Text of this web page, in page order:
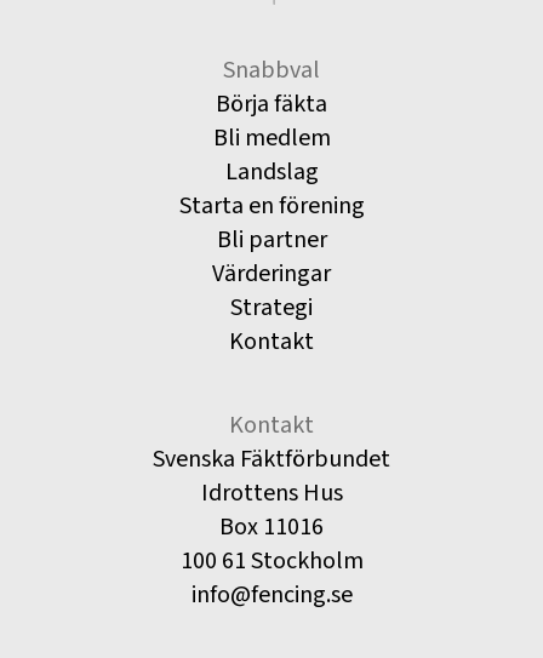
Snabbval
Börja fäkta
Bli medlem
Landslag
Starta en förening
Bli partner
Värderingar
Strategi
Kontakt
Kontakt
Svenska Fäktförbundet
Idrottens Hus
Box 11016
100 61 Stockholm
info@fencing.se